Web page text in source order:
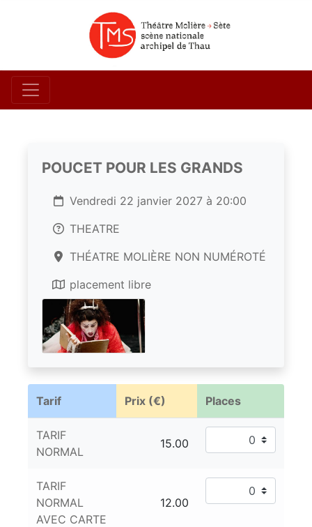
POUCET POUR LES GRANDS
Vendredi 22 janvier 2027 à 20:00
THEATRE
THÉATRE MOLIÈRE NON NUMÉROTÉ
placement libre
Tarif Prix (€) Places
TARIF
NORMAL
TARIF
NORMAL
AVEC CARTE